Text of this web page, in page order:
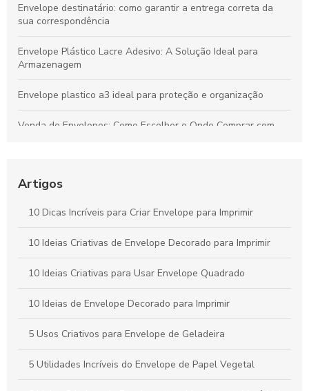
Envelope destinatário: como garantir a entrega correta da
sua correspondência
Envelope Plástico Lacre Adesivo: A Solução Ideal para
Armazenagem
Envelope plastico a3 ideal para proteção e organização
Venda de Envelopes: Como Escolher e Onde Comprar com
e organização
Envelope remetente é essencial para garantir a entrega
correta. Descubra como escolher o ideal para suas
correspondências.
Envelope A4 branco é a escolha ideal para suas
necessidades de apresentação e organização. Descubra suas
Artigos
10 Dicas Incríveis para Criar Envelope para Imprimir
10 Ideias Criativas de Envelope Decorado para Imprimir
10 Ideias Criativas para Usar Envelope Quadrado
10 Ideias de Envelope Decorado para Imprimir
5 Usos Criativos para Envelope de Geladeira
5 Utilidades Incríveis do Envelope de Papel Vegetal